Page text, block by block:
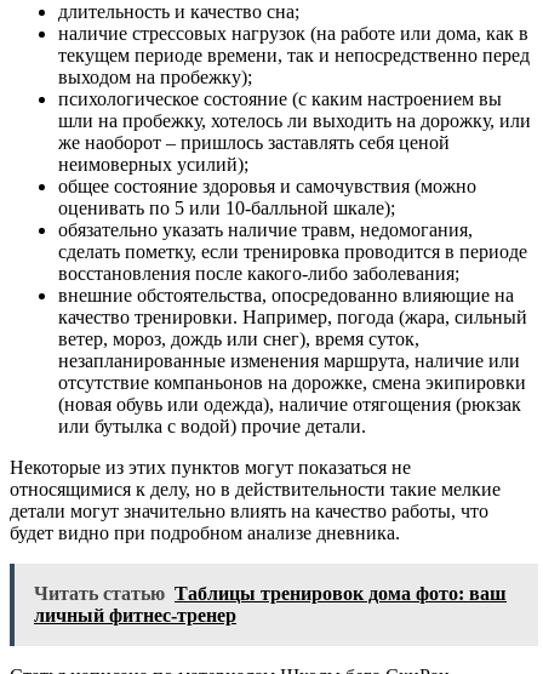
длительность и качество сна;
наличие стрессовых нагрузок (на работе или дома, как в
текущем периоде времени, так и непосредственно перед
выходом на пробежку);
психологическое состояние (с каким настроением вы
шли на пробежку, хотелось ли выходить на дорожку, или
же наоборот – пришлось заставлять себя ценой
неимоверных усилий);
общее состояние здоровья и самочувствия (можно
оценивать по 5 или 10-балльной шкале);
обязательно указать наличие травм, недомогания,
сделать пометку, если тренировка проводится в периоде
восстановления после какого-либо заболевания;
внешние обстоятельства, опосредованно влияющие на
качество тренировки. Например, погода (жара, сильный
ветер, мороз, дождь или снег), время суток,
незапланированные изменения маршрута, наличие или
отсутствие компаньонов на дорожке, смена экипировки
(новая обувь или одежда), наличие отягощения (рюкзак
или бутылка с водой) прочие детали.
Некоторые из этих пунктов могут показаться не
относящимися к делу, но в действительности такие мелкие
детали могут значительно влиять на качество работы, что
будет видно при подробном анализе дневника.
Читать статью Таблицы тренировок дома фото: ваш
личный фитнес-тренер